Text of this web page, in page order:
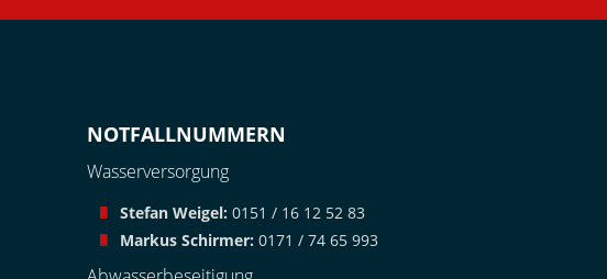
NOTFALLNUMMERN
Wasserversorgung
Stefan Weigel: 0151 / 16 12 52 83
Markus Schirmer: 0171 / 74 65 993